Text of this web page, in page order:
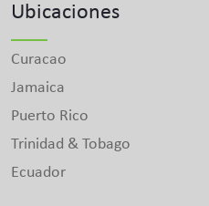
Ubicaciones
Curacao
Jamaica
Puerto Rico
Trinidad & Tobago
Ecuador